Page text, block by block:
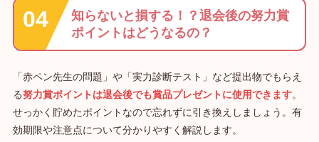
知らないと損する！？退会後の努力賞
ポイントはどうなるの？
「赤ペン先生の問題」や「実力診断テスト」など提出物でもらえ
る努力賞ポイントは退会後でも賞品プレゼントに使用できます。
せっかく貯めたポイントなので忘れずに引き換えしましょう。有
効期限や注意点について分かりやすく解説します。